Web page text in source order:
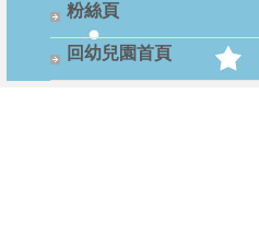
粉絲頁
回幼兒園首頁